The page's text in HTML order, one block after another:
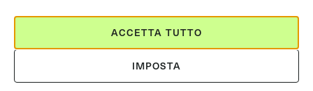
Condizioni generali di utilizzo e di
abbonamento
Data Act Addendum
IMPOSTA
ACCETTA TUTTO